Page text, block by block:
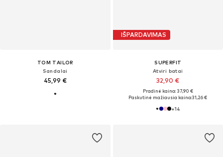
TOM TAILOR
Sandalai
45,99 €
IŠPARDAVIMAS
SUPERFIT
Atviri batai
32,90 €
Pradinė kaina: 37,90 €
Paskutinė mažiausia kaina:31,26 €
+14